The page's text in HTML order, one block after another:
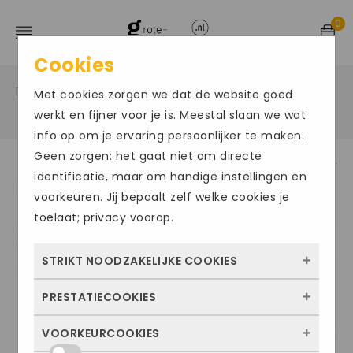
0
Home / Grote maten herenschoenen / Veter sportief
Cookies
Met cookies zorgen we dat de website goed
werkt en fijner voor je is. Meestal slaan we wat
info op om je ervaring persoonlijker te maken.
Geen zorgen: het gaat niet om directe
identificatie, maar om handige instellingen en
voorkeuren. Jij bepaalt zelf welke cookies je
toelaat; privacy voorop.
STRIKT NOODZAKELIJKE COOKIES
Deze cookies zorgen ervoor dat de website
kunnen niet worden uitgezet. Meestal
PRESTATIECOOKIES
Met deze cookies zien we hoe vaak onze
VOORKEURCOOKIES